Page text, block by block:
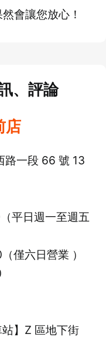
會讓您放心！
、評論
店
路一段 66 號 13
日週一至週五
僅六日營業 ）
】Z 區地下街